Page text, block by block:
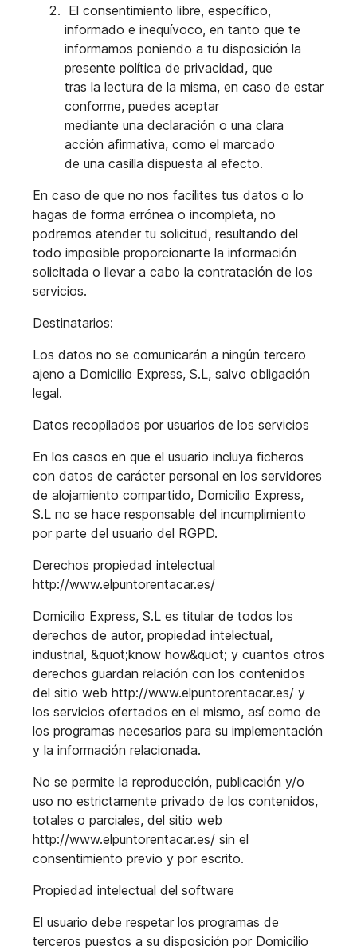
El consentimiento libre, específico,
informado e inequívoco, en tanto que te
informamos poniendo a tu disposición la
presente política de privacidad, que
tras la lectura de la misma, en caso de estar
conforme, puedes aceptar
mediante una declaración o una clara
acción afirmativa, como el marcado
de una casilla dispuesta al efecto.
En caso de que no nos facilites tus datos o lo
hagas de forma errónea o incompleta, no
podremos atender tu solicitud, resultando del
todo imposible proporcionarte la información
solicitada o llevar a cabo la contratación de los
servicios.
Destinatarios:
Los datos no se comunicarán a ningún tercero
ajeno a Domicilio Express, S.L, salvo obligación
legal.
Datos recopilados por usuarios de los servicios
En los casos en que el usuario incluya ficheros
con datos de carácter personal en los servidores
de alojamiento compartido, Domicilio Express,
S.L no se hace responsable del incumplimiento
por parte del usuario del RGPD.
Derechos propiedad intelectual
http://www.elpuntorentacar.es/
Domicilio Express, S.L es titular de todos los
derechos de autor, propiedad intelectual,
industrial, &quot;know how&quot; y cuantos otros
derechos guardan relación con los contenidos
del sitio web http://www.elpuntorentacar.es/ y
los servicios ofertados en el mismo, así como de
los programas necesarios para su implementación
y la información relacionada.
No se permite la reproducción, publicación y/o
uso no estrictamente privado de los contenidos,
totales o parciales, del sitio web
http://www.elpuntorentacar.es/ sin el
consentimiento previo y por escrito.
Propiedad intelectual del software
El usuario debe respetar los programas de
terceros puestos a su disposición por Domicilio